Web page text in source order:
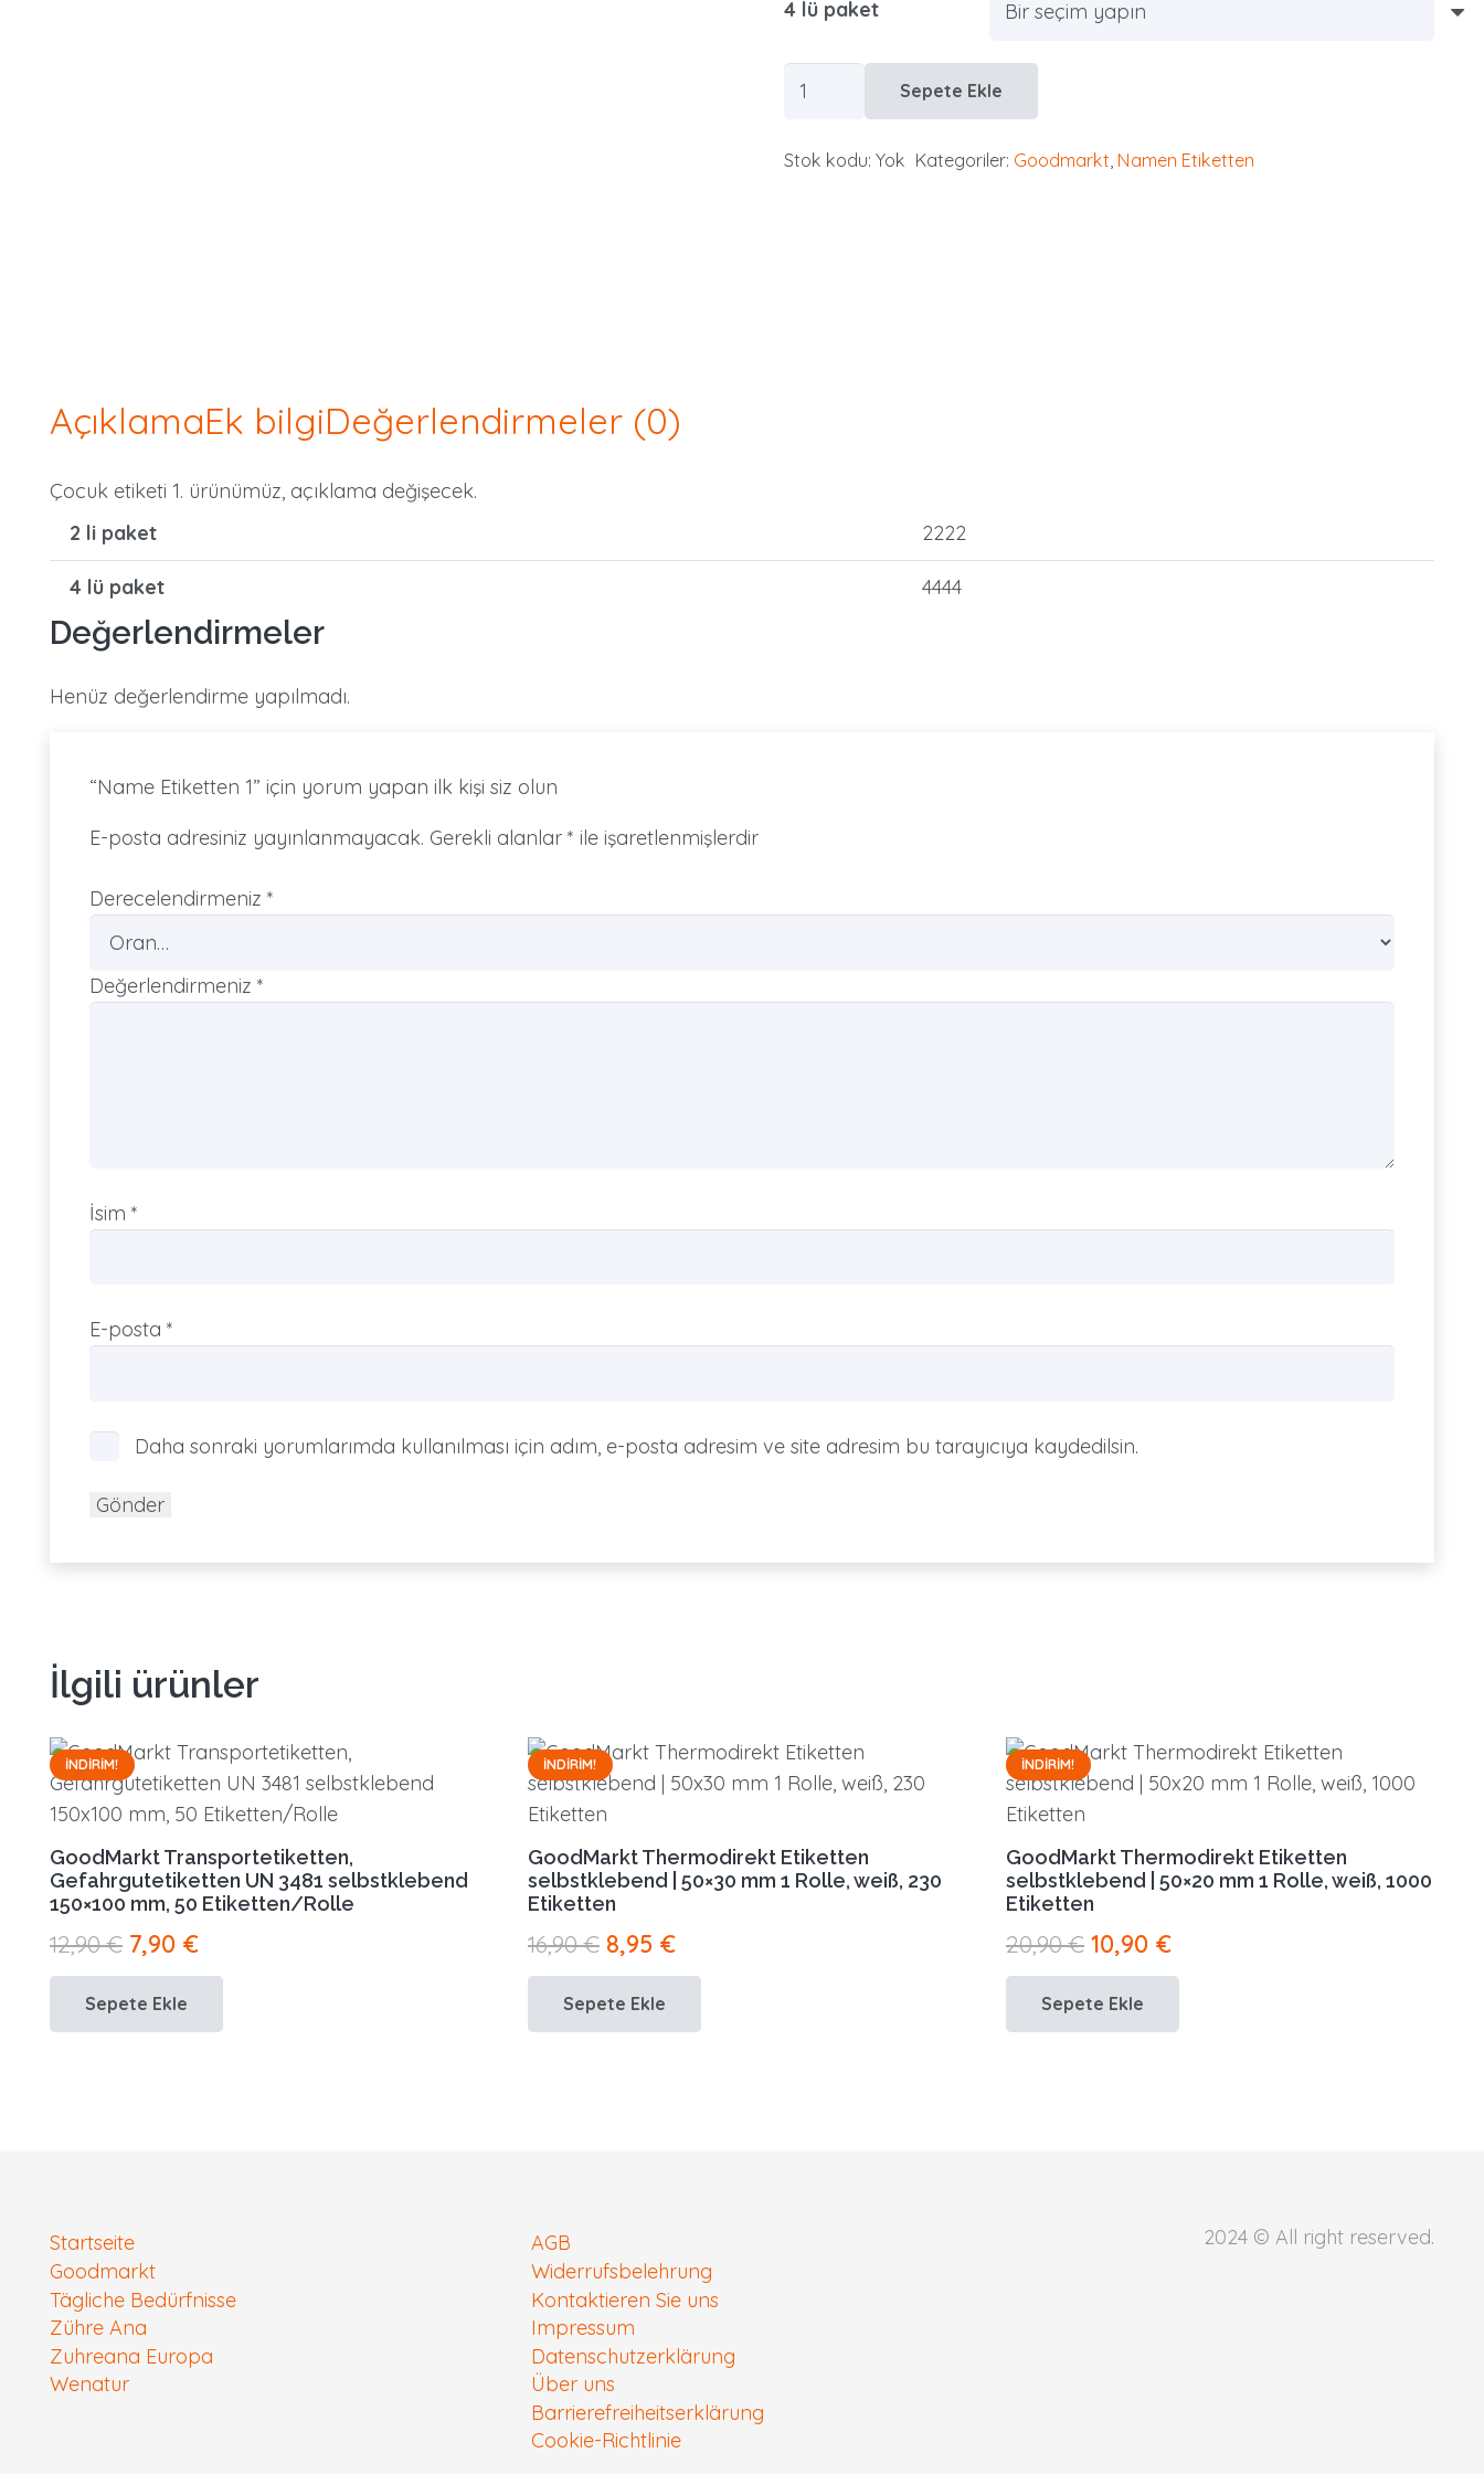
4 lü paket
Name
adet
Sepete Ekle
Stok kodu: Yok Kategoriler: Goodmarkt, Namen Etiketten
AçıklamaEk bilgiDeğerlendirmeler (0)
Çocuk etiketi 1. ürünümüz, açıklama değişecek.
2 li paket
2222
4 lü paket 4444
Değerlendirmeler
Henüz değerlendirme yapılmadı.
“Name Etiketten 1” için yorum yapan ilk kişi siz olun
E-posta adresiniz yayınlanmayacak. Gerekli alanlar * ile işaretlenmişlerdir
Derecelendirmeniz *
Değerlendirmeniz *
İsim *
E-posta *
Daha sonraki yorumlarımda kullanılması için adım, e-posta adresim ve site adresim bu tarayıcıya kaydedilsin.
İlgili ürünler
İNDIRIM!
GoodMarkt Transportetiketten,
Gefahrgutetiketten UN 3481 selbstklebend
150×100 mm, 50 Etiketten/Rolle
12,90€ Orijinal
fiyat:
12,90 €.
7,90 €Şu
andaki
7,90 €.
Sepete Ekle
İNDIRIM!
GoodMarkt Thermodirekt Etiketten
selbstklebend | 50×30 mm 1 Rolle, weiß, 230
Etiketten
16,90€ Orijinal
fiyat:
16,90 €.
8,95 €Şu
andaki
8,95 €.
Sepete Ekle
İNDIRIM!
GoodMarkt Thermodirekt Etiketten
selbstklebend | 50×20 mm 1 Rolle, weiß, 1000
Etiketten
20,90€ Orijinal
fiyat:
20,90 €.
10,90 €Şu
andaki
10,90 €.
Sepete Ekle
Startseite
Goodmarkt
Tägliche Bedürfnisse
Zühre Ana
Zuhreana Europa
Wenatur
AGB
Widerrufsbelehrung
Kontaktieren Sie uns
Impressum
Datenschutzerklärung
Über uns
Barrierefreiheitserklärung
Cookie-Richtlinie
2024 © All right reserved.